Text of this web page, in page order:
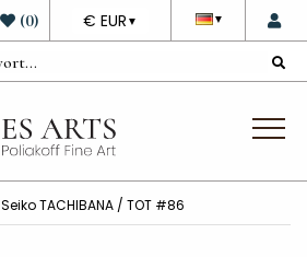
▼
DEVISE
€ EUR ▼
(0)
Seiko TACHIBANA / TOT #86